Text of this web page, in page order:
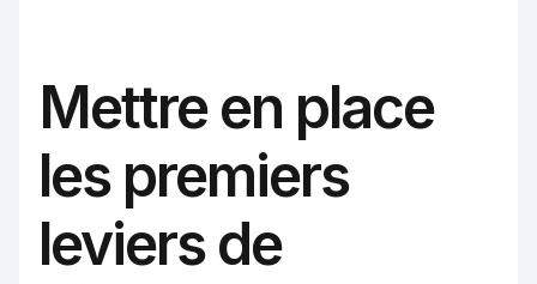
Mettre en place
les premiers
leviers de